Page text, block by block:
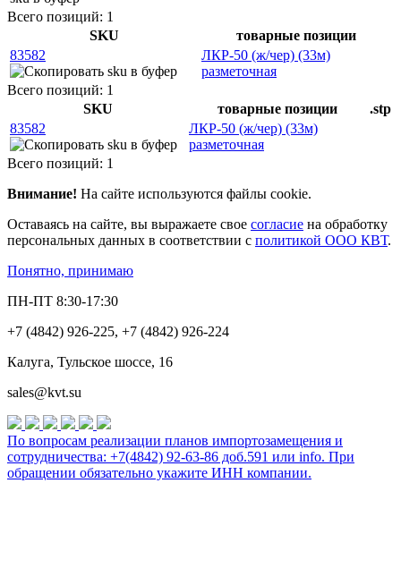
Всего позиций: 1
SKU
товарные позиции
83582
ЛКР-50 (ж/чер) (33м)
разметочная
Всего позиций: 1
SKU
товарные позиции
.stp
83582
ЛКР-50 (ж/чер) (33м)
разметочная
Всего позиций: 1
Внимание! На сайте используются файлы cookie.
Оставаясь на сайте, вы выражаете свое согласие на обработку
персональных данных в соответствии с политикой ООО КВТ.
Понятно, принимаю
ПН-ПТ 8:30-17:30
+7 (4842) 926-225, +7 (4842) 926-224
Калуга, Тульское шоссе, 16
sales@kvt.su
По вопросам реализации планов импортозамещения и
сотрудничества: +7(4842) 92-63-86 доб.591 или info. При
обращении обязательно укажите ИНН компании.